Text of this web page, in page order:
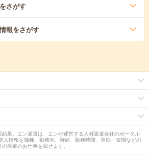
さがす
報をさがす
果。エン派遣は、エンが運営する人材派遣会社のポータル
人情報を職種、勤務地、時給、勤務時間、長期・短期などの
派遣のお仕事を探せます。